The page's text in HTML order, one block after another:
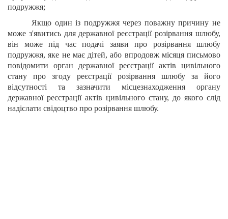
подружжя;
Якщо один із подружжя через поважну причину не
може з'явитись для державної реєстрації розірвання шлюбу,
він може під час подачі заяви про розірвання шлюбу
подружжя, яке не має дітей, або впродовж місяця письмово
повідомити орган державної реєстрації актів цивільного
стану про згоду реєстрації розірвання шлюбу за його
відсутності та зазначити місцезнаходження органу
державної реєстрації актів цивільного стану, до якого слід
надіслати свідоцтво про розірвання шлюбу.